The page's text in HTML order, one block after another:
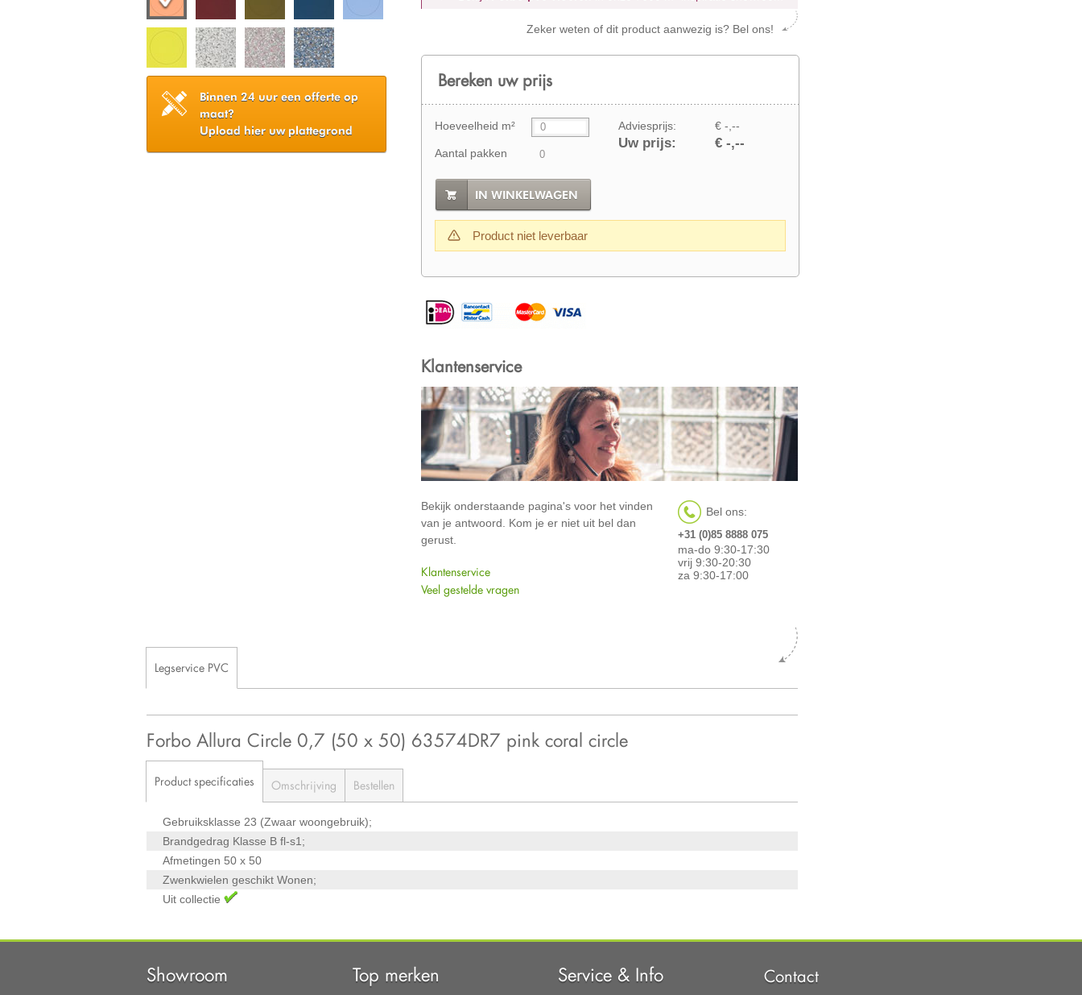
Binnen 24 uur een offerte op
maat?
Upload hier uw plattegrond
Zeker weten of dit product aanwezig is? Bel ons!
Bereken uw prijs
Hoeveelheid m²
Aantal pakken
Adviesprijs: € -,--
Uw prijs: € -,--
IN WINKELWAGEN
Product niet leverbaar
Klantenservice
Bekijk onderstaande pagina's voor het vinden
van je antwoord. Kom je er niet uit bel dan
gerust.
Klantenservice
Veel gestelde vragen
Bel ons:
+31 (0)85 8888 075
ma-do 9:30-17:30
vrij 9:30-20:30
za 9:30-17:00
Legservice PVC
Forbo Allura Circle 0,7 (50 x 50) 63574DR7 pink coral circle
Product specificaties Omschrijving Bestellen
Gebruiksklasse 23 (Zwaar woongebruik);
Brandgedrag Klasse B fl-s1;
Afmetingen 50 x 50
Zwenkwielen geschikt Wonen;
Uit collectie
Showroom Top merken Service & Info Contact